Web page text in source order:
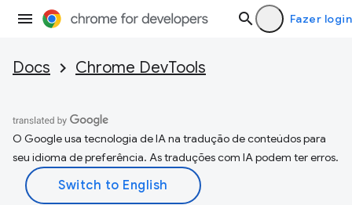
Fazer login
Docs Chrome DevTools
O Google usa tecnologia de IA na tradução de conteúdos para
seu idioma de preferência. As traduções com IA podem ter erros.